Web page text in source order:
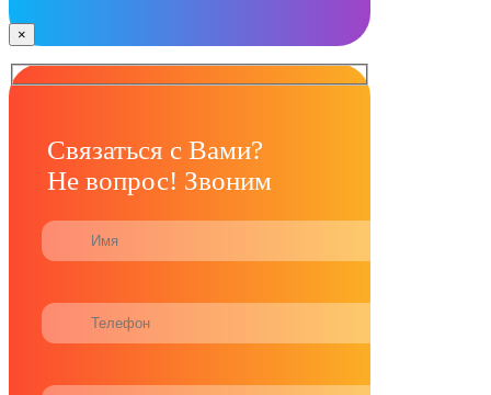
×
Связаться с Вами?
Не вопрос! Звоним